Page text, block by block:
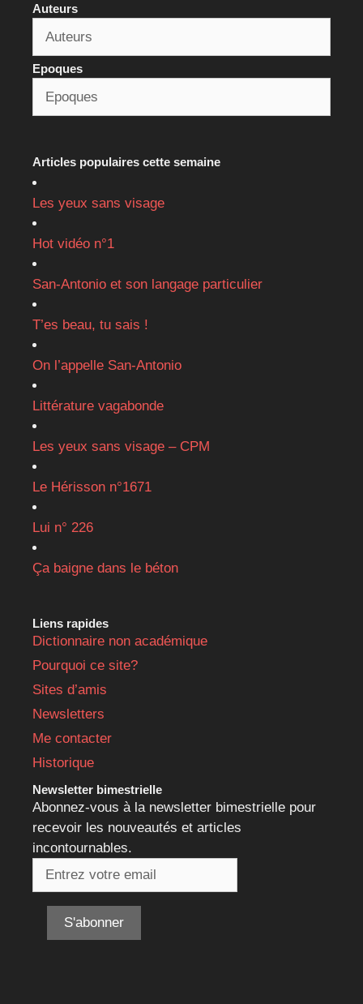
Auteurs
Epoques
Articles populaires cette semaine
Les yeux sans visage
Hot vidéo n°1
San-Antonio et son langage particulier
T’es beau, tu sais !
On l’appelle San-Antonio
Littérature vagabonde
Les yeux sans visage – CPM
Le Hérisson n°1671
Lui n° 226
Ça baigne dans le béton
Liens rapides
Dictionnaire non académique
Pourquoi ce site?
Sites d’amis
Newsletters
Me contacter
Historique
Newsletter bimestrielle
Abonnez-vous à la newsletter bimestrielle pour
recevoir les nouveautés et articles
incontournables.